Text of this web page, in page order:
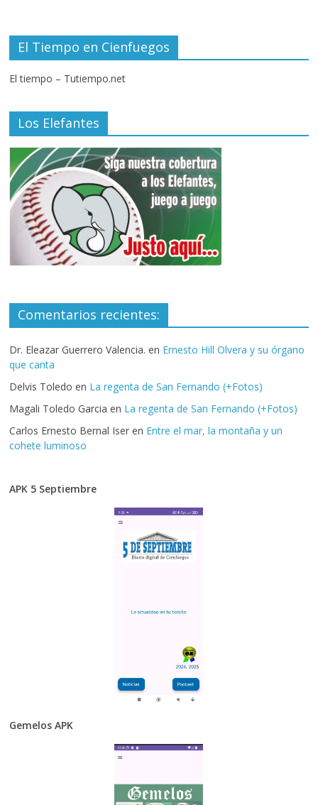
El Tiempo en Cienfuegos
El tiempo – Tutiempo.net
Los Elefantes
Comentarios recientes:
Dr. Eleazar Guerrero Valencia. en Ernesto Hill Olvera y su órgano
que canta
Delvis Toledo en La regenta de San Fernando (+Fotos)
Magali Toledo Garcia en La regenta de San Fernando (+Fotos)
Carlos Ernesto Bernal Iser en Entre el mar, la montaña y un
cohete luminoso
APK 5 Septiembre
Gemelos APK